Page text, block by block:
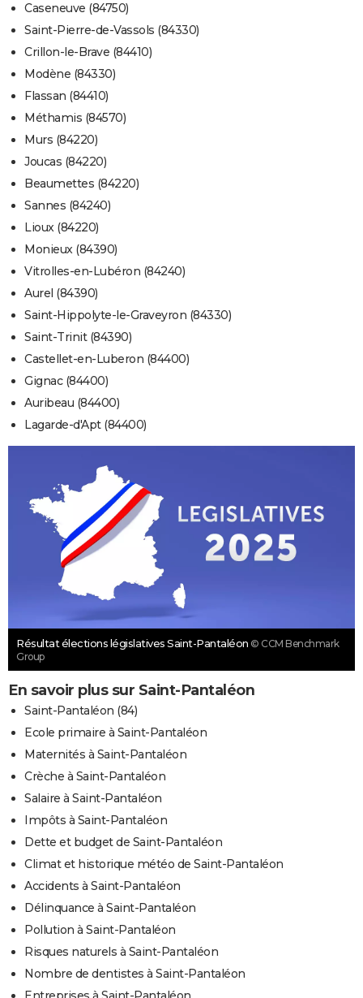
Caseneuve (84750)
Saint-Pierre-de-Vassols (84330)
Crillon-le-Brave (84410)
Modène (84330)
Flassan (84410)
Méthamis (84570)
Murs (84220)
Joucas (84220)
Beaumettes (84220)
Sannes (84240)
Lioux (84220)
Monieux (84390)
Vitrolles-en-Lubéron (84240)
Aurel (84390)
Saint-Hippolyte-le-Graveyron (84330)
Saint-Trinit (84390)
Castellet-en-Luberon (84400)
Gignac (84400)
Auribeau (84400)
Lagarde-d'Apt (84400)
Résultat élections législatives Saint-Pantaléon © CCM Benchmark
Group
En savoir plus sur Saint-Pantaléon
Saint-Pantaléon (84)
Ecole primaire à Saint-Pantaléon
Maternités à Saint-Pantaléon
Crèche à Saint-Pantaléon
Salaire à Saint-Pantaléon
Impôts à Saint-Pantaléon
Dette et budget de Saint-Pantaléon
Climat et historique météo de Saint-Pantaléon
Accidents à Saint-Pantaléon
Délinquance à Saint-Pantaléon
Pollution à Saint-Pantaléon
Risques naturels à Saint-Pantaléon
Nombre de dentistes à Saint-Pantaléon